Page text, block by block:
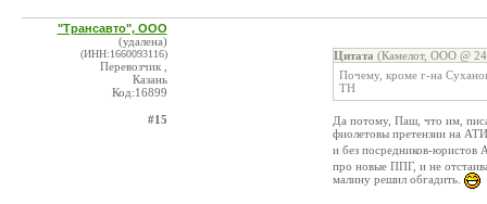
"Трансавто", ООО
(удалена)
(ИНН:1660093116)
Перевозчик ,
Казань
Код:16899
#15
Цитата (Камелот, ООО @
Почему, кроме г-на
ТН
Да потому, Паш, что им,
фиолетовы претензии на
и без посредников-
про новые ППГ, и не
малину решил обгадить.